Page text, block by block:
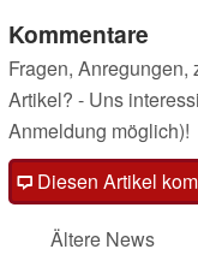
Kommentare
Fragen,
Artikel? - Uns
Anmeldung möglich)!
Diesen Artikel
Ältere News